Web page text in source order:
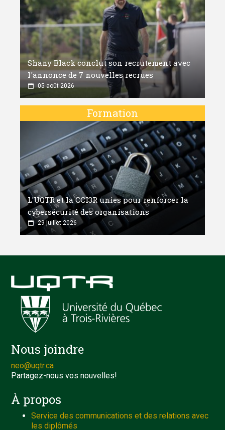
Shany Black conclut son recrutement avec
l'annonce de 7 nouvelles recrues
05 août 2026
Formation
L'UQTR et la CCI3R unies pour renforcer la
cybersécurité des organisations
29 juillet 2026
Nous joindre
neo@uqtr.ca
Partagez-nous vos nouvelles!
À propos
Service des communications et des relations avec
les diplômés